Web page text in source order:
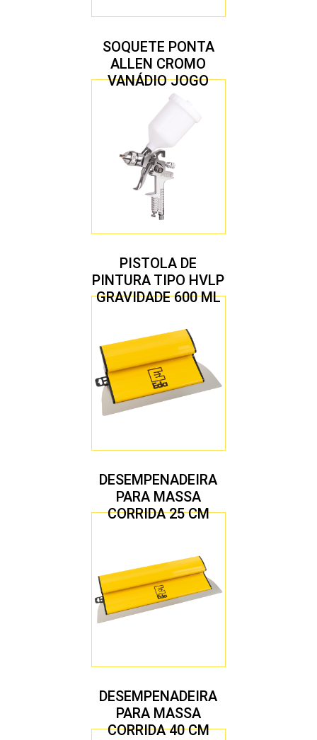
SOQUETE PONTA
ALLEN CROMO
VANÁDIO JOGO
COM 10 PEÇAS
PISTOLA DE
PINTURA TIPO HVLP
GRAVIDADE 600 ML
1,7 MM
DESEMPENADEIRA
PARA MASSA
CORRIDA 25 CM
DESEMPENADEIRA
PARA MASSA
CORRIDA 40 CM